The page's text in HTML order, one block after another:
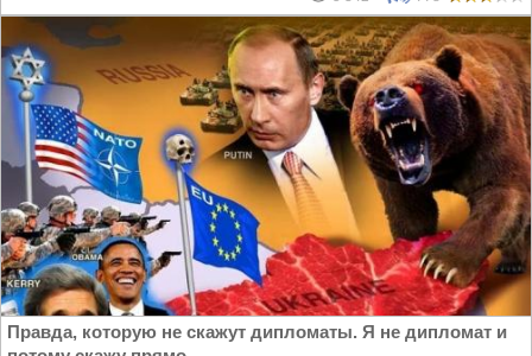
Правда, которую не скажут дипломаты. Я не дипломат и